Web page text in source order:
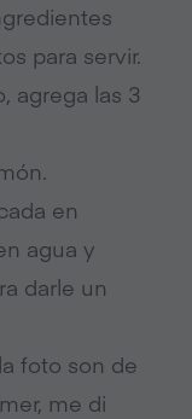
para servir.
agrega las 3
en
agua y
darle un
foto son de
me di